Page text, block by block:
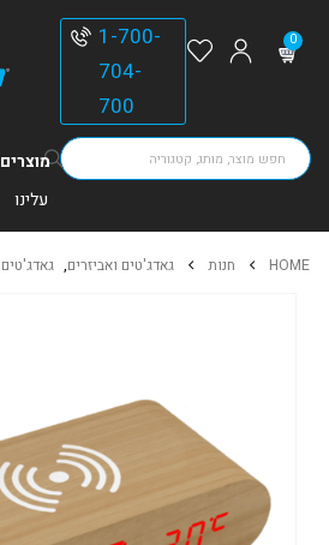
0
1-700-
704-
700
מוצרים
עלינו
HOME חנות גאדג'טים ואביזרים, גאדג'טים